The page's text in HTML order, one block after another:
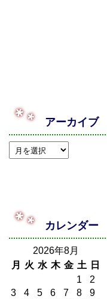
アーカイブ
カレンダー
2026年8月
月
火 水 木 金 土
日
1
2
3
4 5 6 7 8
9